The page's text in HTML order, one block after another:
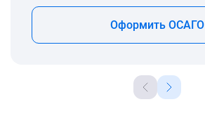
Оформить ОСАГО